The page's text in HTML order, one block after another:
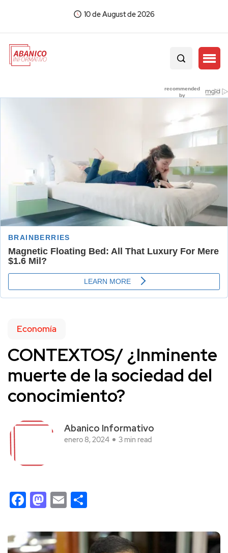
10 de August de 2026
Economía
CONTEXTOS/ ¿Inminente
muerte de la sociedad del
conocimiento?
Abanico Informativo
enero 8, 2024 3 min read
Facebook
Mastodon
Email